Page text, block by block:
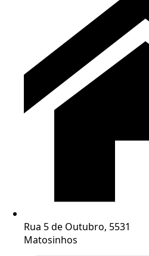
Rua 5 de Outubro, 5531
Matosinhos